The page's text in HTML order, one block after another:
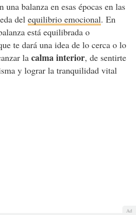
una balanza en esas épocas en las
del equilibrio emocional. En
está equilibrada o
te dará una idea de lo cerca o lo
la calma interior, de sentirte
y lograr la tranquilidad vital
Ad